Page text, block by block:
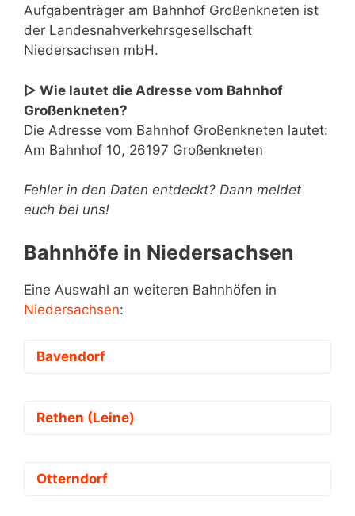
Aufgabenträger am Bahnhof Großenkneten ist
der Landesnahverkehrsgesellschaft
Niedersachsen mbH.
▷ Wie lautet die Adresse vom Bahnhof
Großenkneten?
Die Adresse vom Bahnhof Großenkneten lautet:
Am Bahnhof 10, 26197 Großenkneten
Fehler in den Daten entdeckt? Dann meldet
euch bei uns!
Bahnhöfe in Niedersachsen
Eine Auswahl an weiteren Bahnhöfen in
Niedersachsen:
Bavendorf
Rethen (Leine)
Otterndorf